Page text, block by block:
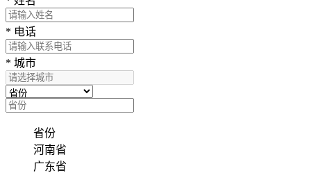
* 电话
* 城市
省份
河南省
广东省